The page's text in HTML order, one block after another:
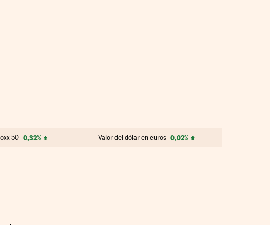
50 0,32% Valor del dólar en euros 0,02%